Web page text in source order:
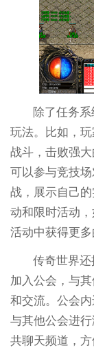
除了任务
玩法。比如，
战斗，击败强
可以参与竞技
战，展示自己
动和限时活动
活动中获得更多
传奇世界
加入公会，与
和交流。公会
与其他公会进
共聊天频道，方